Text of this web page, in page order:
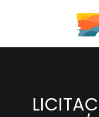
HOME